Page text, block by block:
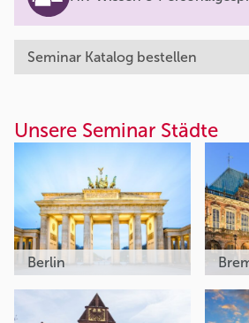
Seminar Katalog bestellen
Unsere Seminar Städte
Berlin